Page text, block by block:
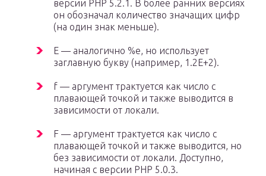
версии PHP 5.2.1. В более ранних версиях
он обозначал количество значащих цифр
(на один знак меньше).
E — аналогично %e, но использует
заглавную букву (например, 1.2E+2).
f — аргумент трактуется как число с
плавающей точкой и также выводится в
зависимости от локали.
F — аргумент трактуется как число с
плавающей точкой и также выводится, но
без зависимости от локали. Доступно,
начиная с версии PHP 5.0.3.